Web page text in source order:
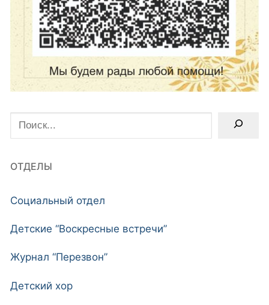
Поиск
ОТДЕЛЫ
Социальный отдел
Детские “Воскресные встречи”
Журнал “Перезвон”
Детский хор